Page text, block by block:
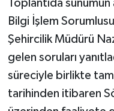
Toplantıda
Bilgi İşlem
Şehircilik Müdürü
gelen soruları
süreciyle birlikte tam
tarihinden itibaren